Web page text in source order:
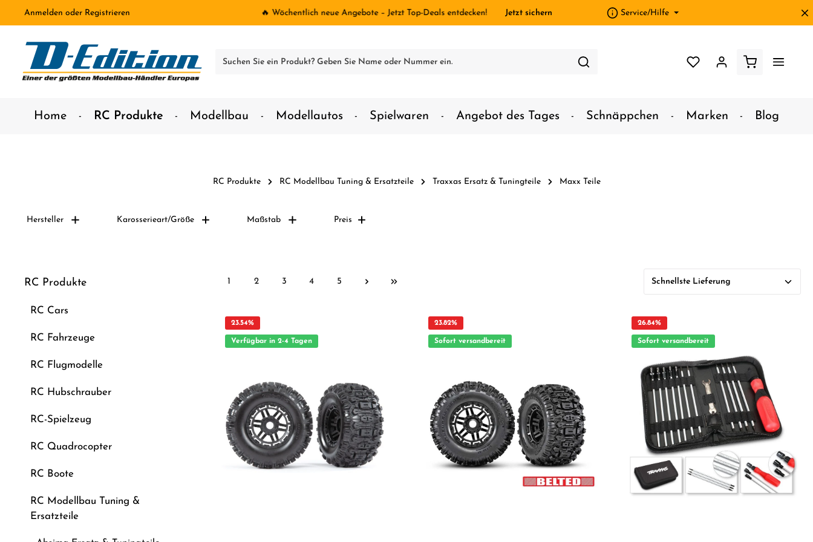
springen
Anmelden oder Registrieren 🔥 Wöchentlich neue Angebote – Jetzt Top-Deals entdecken! Jetzt sichern Service/Hilfe
Home RC Produkte Modellbau Modellautos Spielwaren Angebot des Tages Schnäppchen Marken Blog
RC Produkte RC Modellbau Tuning & Ersatzteile Traxxas Ersatz & Tuningteile Maxx Teile
Hersteller Karosserieart/Größe Maßstab Preis
RC Produkte
RC Cars
RC Fahrzeuge
RC Flugmodelle
RC Hubschrauber
RC-Spielzeug
RC Quadrocopter
RC Boote
RC Modellbau Tuning &
Ersatzteile
1 2 3 4 5
23.54%
Verfügbar in 2-4 Tagen
23.82%
Sofort versandbereit
26.84%
Sofort versandbereit